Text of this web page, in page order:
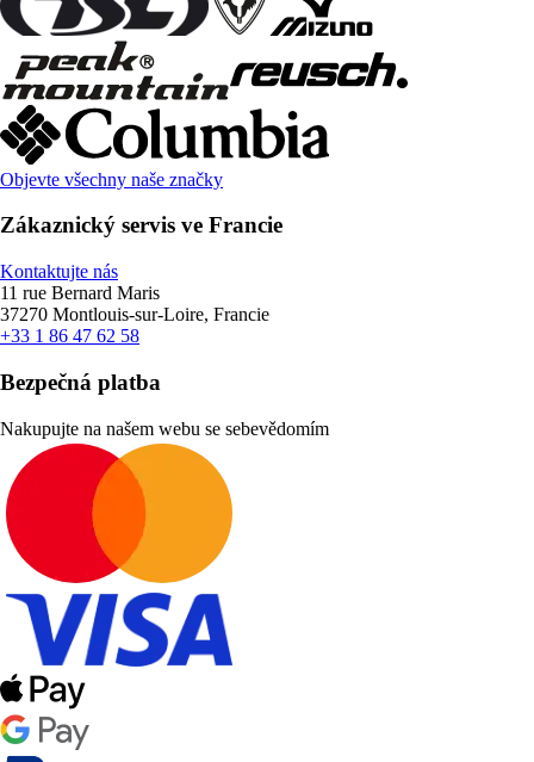
Objevte všechny naše značky
Zákaznický servis ve Francie
Kontaktujte nás
11 rue Bernard Maris
37270 Montlouis-sur-Loire, Francie
+33 1 86 47 62 58
Bezpečná platba
Nakupujte na našem webu se sebevědomím